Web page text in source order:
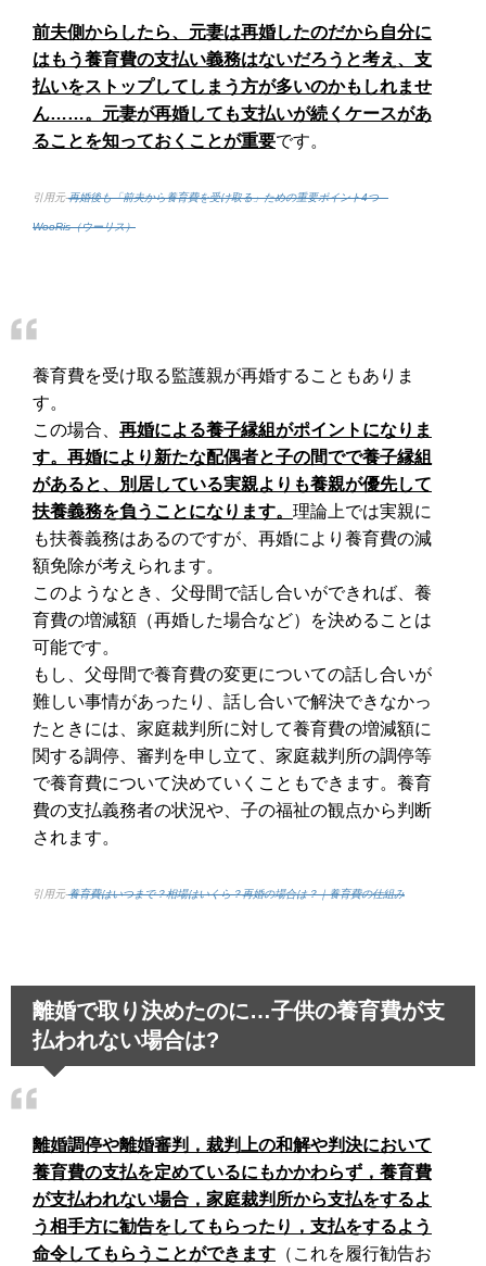
前夫側からしたら、元妻は再婚したのだから自分に
はもう養育費の支払い義務はないだろうと考え、支
払いをストップしてしまう方が多いのかもしれませ
ん……。元妻が再婚しても支払いが続くケースがあ
ることを知っておくことが重要です。
引用元-再婚後も「前夫から養育費を受け取る」ための重要ポイント4つ –
WooRis（ウーリス）
養育費を受け取る監護親が再婚することもありま
す。
この場合、 再婚による養子縁組がポイントになりま
す。再婚により新たな配偶者と子の間でで養子縁組
があると、別居している実親よりも養親が優先して
扶養義務を負うことになります。 理論上では実親に
も扶養義務はあるのですが、再婚により養育費の減
額免除が考えられます。
このようなとき、父母間で話し合いができれば、養
育費の増減額（再婚した場合など）を決めることは
可能です。
もし、父母間で養育費の変更についての話し合いが
難しい事情があったり、話し合いで解決できなかっ
たときには、家庭裁判所に対して養育費の増減額に
関する調停、審判を申し立て、家庭裁判所の調停等
で養育費について決めていくこともできます。養育
費の支払義務者の状況や、子の福祉の観点から判断
されます。
引用元-養育費はいつまで？相場はいくら？再婚の場合は？｜養育費の仕組み
離婚で取り決めたのに…子供の養育費が支
払われない場合は?
離婚調停や離婚審判，裁判上の和解や判決において
養育費の支払を定めているにもかかわらず，養育費
が支払われない場合，家庭裁判所から支払をするよ
う相手方に勧告をしてもらったり，支払をするよう
命令してもらうことができます （これを履行勧告お